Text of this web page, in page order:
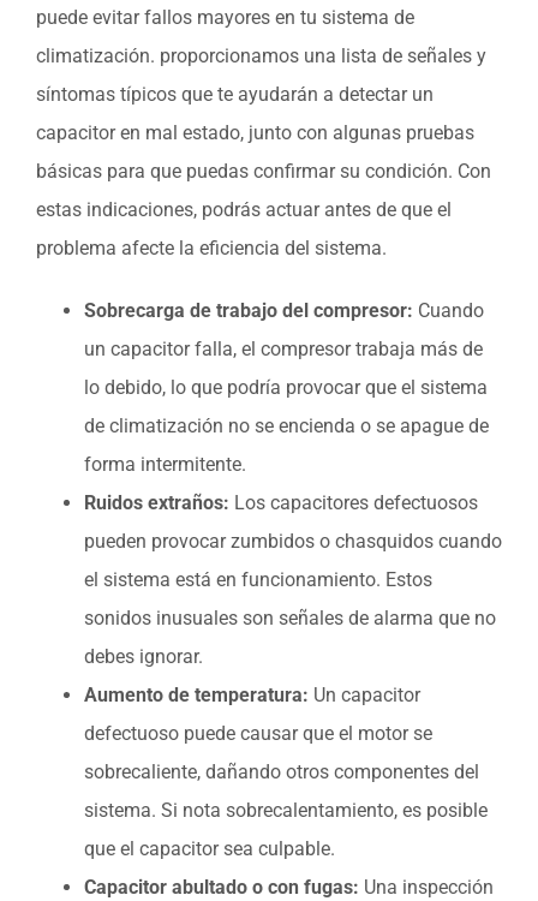
puede evitar fallos mayores en tu sistema de
climatización. proporcionamos una lista de señales y
síntomas típicos que te ayudarán a detectar un
capacitor en mal estado, junto con algunas pruebas
básicas para que puedas confirmar su condición. Con
estas indicaciones, podrás actuar antes de que el
problema afecte la eficiencia del sistema.
Sobrecarga de trabajo del compresor: Cuando
un capacitor falla, el compresor trabaja más de
lo debido, lo que podría provocar que el sistema
de climatización no se encienda o se apague de
forma intermitente.
Ruidos extraños: Los capacitores defectuosos
pueden provocar zumbidos o chasquidos cuando
el sistema está en funcionamiento. Estos
sonidos inusuales son señales de alarma que no
debes ignorar.
Aumento de temperatura: Un capacitor
defectuoso puede causar que el motor se
sobrecaliente, dañando otros componentes del
sistema. Si nota sobrecalentamiento, es posible
que el capacitor sea culpable.
Capacitor abultado o con fugas: Una inspección